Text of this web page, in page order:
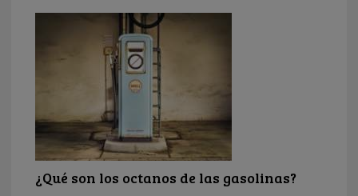
¿Qué son los octanos de las gasolinas?